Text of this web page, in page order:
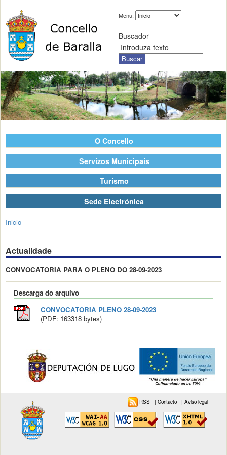
Menu:
Buscador
O Concello
Servizos Municipais
Turismo
Sede Electrónica
Inicio
Actualidade
CONVOCATORIA PARA O PLENO DO 28-09-2023
Descarga do arquivo
CONVOCATORIA PLENO 28-09-2023
(PDF: 163318 bytes)
RSS |Contacto |Aviso legal